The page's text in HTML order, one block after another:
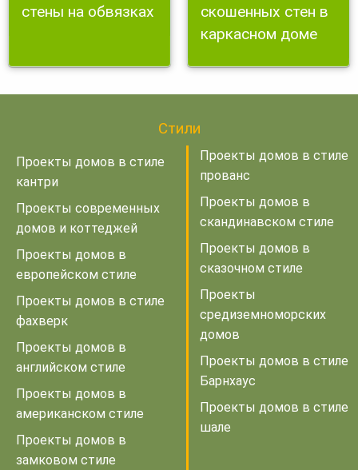
стены на обвязках
скошенных стен в
каркасном доме
Стили
Проекты домов в стиле
кантри
Проекты современных
домов и коттеджей
Проекты домов в
европейском стиле
Проекты домов в стиле
фахверк
Проекты домов в
английском стиле
Проекты домов в
американском стиле
Проекты домов в
замковом стиле
Проекты домов в стиле
прованс
Проекты домов в
скандинавском стиле
Проекты домов в
сказочном стиле
Проекты
средиземноморских
домов
Проекты домов в стиле
Барнхаус
Проекты домов в стиле
шале